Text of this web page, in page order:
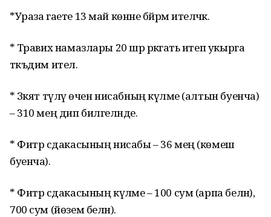
*Ураза гаете 13 май көнне бәйрәм ителәчәк.
* Тәравих намазлары 20 шәр рәкәгать итеп укырга
тәкъдим ителә.
* Зәкят түләү өчен нисабның күләме (алтын буенча)
– 310 мең дип билгеләнде.
* Фитр сәдакасының нисабы – 36 мең (көмеш
буенча).
* Фитр сәдакасының күләме – 100 сум (арпа белән),
700 сум (йөзем белән).